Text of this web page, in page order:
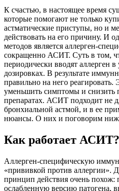
К счастью, в настоящее время
которые помогают не только
астматические приступы, но и
действовать на его причину. И
методов является аллерген-
сокращенно АСИТ. Суть в том,
периодически вводят аллерген
дозировках. В результате
правильно на него реагировать.
уменьшить симптомы и снизить
препаратах. АСИТ подходит не
бронхиальной астмой, и в ее
нюансы. О них и поговорим
Как работает АСИТ?
Аллерген-специфическую
«прививкой против аллергии».
принцип действия очень похож:
ослабленную версию патогена,